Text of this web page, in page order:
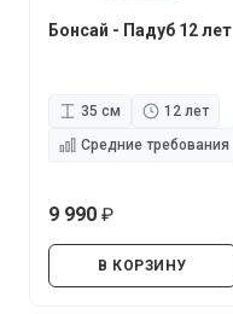
Бонсай - Падуб 12 лет
35 см
12 лет
Средние требования
9 990
В КОРЗИНУ